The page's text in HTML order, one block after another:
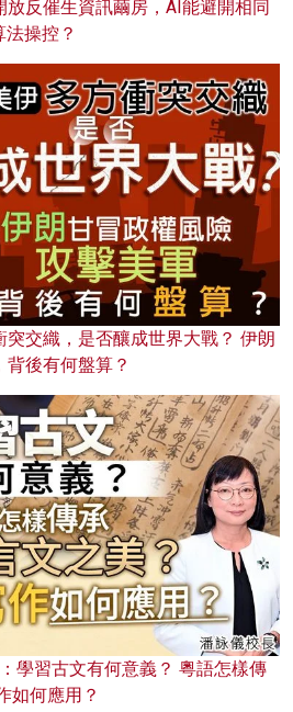
反催生資訊繭房，AI能避開相同
操控？
交織，是否釀成世界大戰？ 伊朗
後有何盤算？
學習古文有何意義？ 粵語怎樣傳
如何應用？